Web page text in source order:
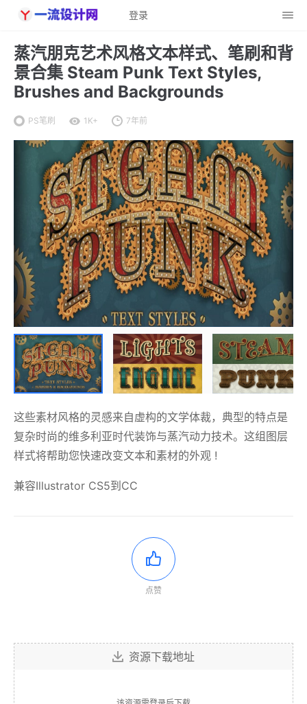
登录
蒸汽朋克艺术风格文本样式、笔刷和背
景合集 Steam Punk Text Styles,
Brushes and Backgrounds
PS笔刷 1K+ 7年前
这些素材风格的灵感来自虚构的文学体裁，典型的特点是
复杂时尚的维多利亚时代装饰与蒸汽动力技术。这组图层
样式将帮助您快速改变文本和素材的外观 !
兼容Illustrator CS5到CC
点赞
资源下载地址